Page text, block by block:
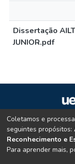
Dissertação
JUNIOR.pdf
Cookie settings |
Coletamos e
seguintes propósitos:
Reconhecimento e
Para aprender mais,